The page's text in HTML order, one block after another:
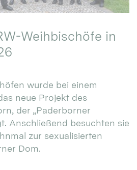
Weihbischöfe in
wurde bei einem
neue Projekt des
der „Paderborner
Anschließend besuchten sie
zur sexualisierten
Dom.